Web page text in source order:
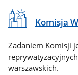
Komisja
Zadaniem Komisji
warszawskich.